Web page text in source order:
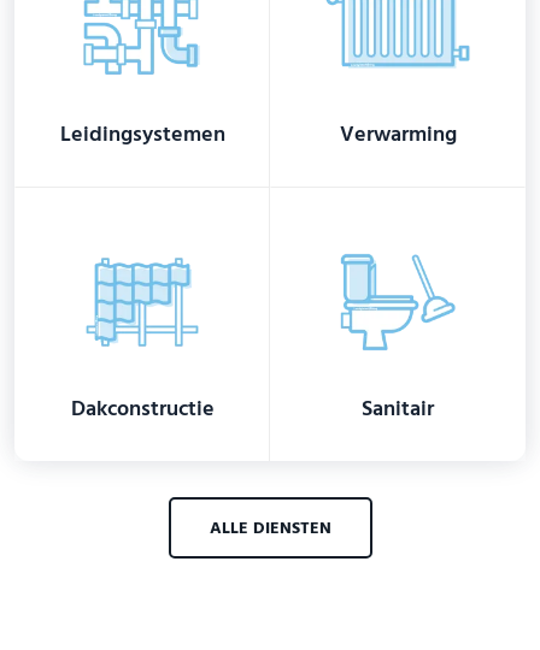
Leidingsystemen Verwarming
Dakconstructie Sanitair
ALLE DIENSTEN